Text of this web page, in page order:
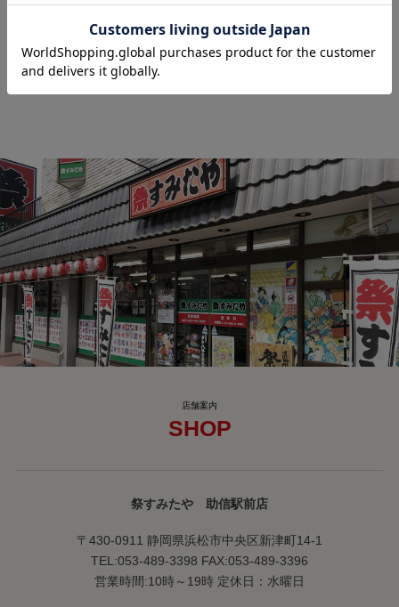
:ネット通販定休日
:お店の定休日
:お店・ネット通販定休日
SHOP
祭すみたや 助信駅前店
〒430-0911 静岡県浜松市中央区新津町14-1
TEL:053-489-3398 FAX:053-489-3396
営業時間:10時～19時 定休日：水曜日